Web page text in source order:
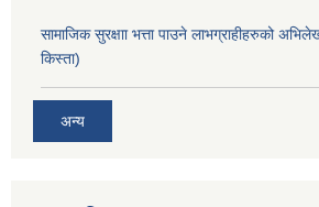
सामाजिक सुरक्षाा भत्ता पाउने लाभग्राहीहरुको
किस्ता)
अन्य